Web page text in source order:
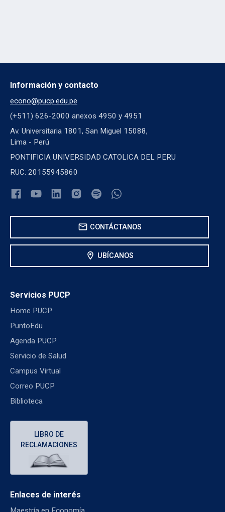
Información y contacto
econo@pucp.edu.pe
(+511) 626-2000 anexos 4950 y 4951
Av. Universitaria 1801, San Miguel 15088,
Lima - Perú
PONTIFICIA UNIVERSIDAD CATOLICA DEL PERU
RUC: 20155945860
mail CONTÁCTANOS
location_on UBÍCANOS
Servicios PUCP
Home PUCP
PuntoEdu
Agenda PUCP
Servicio de Salud
Campus Virtual
Correo PUCP
Biblioteca
LIBRO DE
RECLAMACIONES
Enlaces de interés